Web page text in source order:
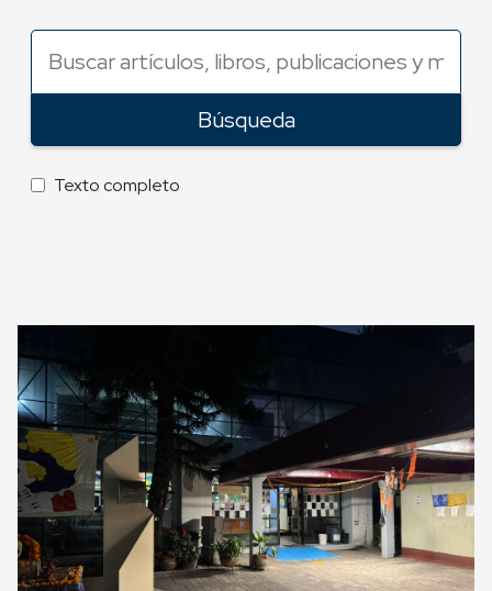
Buscar
artículos,
libros,
y
más
Búsqueda
Texto completo